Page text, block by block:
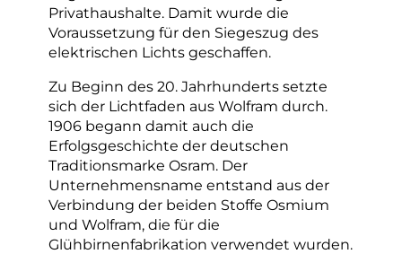
Privathaushalte. Damit wurde die
Voraussetzung für den Siegeszug des
elektrischen Lichts geschaffen.
Zu Beginn des 20. Jahrhunderts setzte
sich der Lichtfaden aus Wolfram durch.
1906 begann damit auch die
Erfolgsgeschichte der deutschen
Traditionsmarke Osram. Der
Unternehmensname entstand aus der
Verbindung der beiden Stoffe Osmium
und Wolfram, die für die
Glühbirnenfabrikation verwendet wurden.